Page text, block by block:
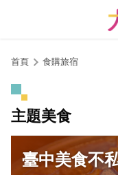
首頁 食購旅宿
主題美食
臺中美食不